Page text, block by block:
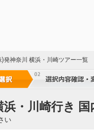
発神奈川 横浜・川崎ツアー一覧
・川崎行き
い